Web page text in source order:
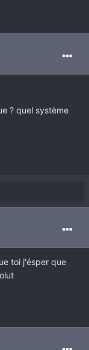
? quel système
toi j'ésper que